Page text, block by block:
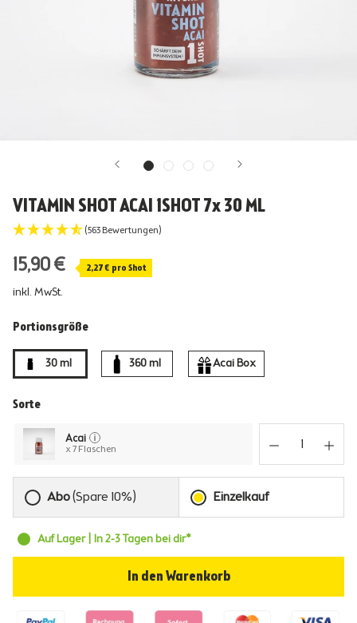
VITAMIN SHOT ACAI 1SHOT 7x 30 ML
(563 Bewertungen)
15,90 € 2,27 € pro Shot
inkl. MwSt.
Portionsgröße
30 ml 360 ml Acai Box
Sorte
Acai
x 7 Flaschen
Abo(Spare 10%) Einzelkauf
Auf Lager | In 2-3 Tagen bei dir*
In den Warenkorb